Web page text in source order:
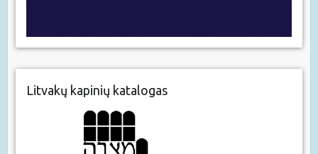
Litvakų kapinių katalogas